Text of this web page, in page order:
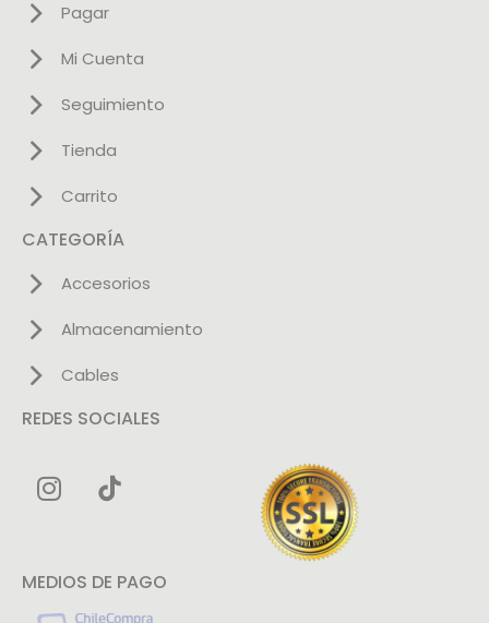
Pagar
Mi Cuenta
Seguimiento
Tienda
Carrito
CATEGORÍA
Accesorios
Almacenamiento
Cables
REDES SOCIALES
MEDIOS DE PAGO